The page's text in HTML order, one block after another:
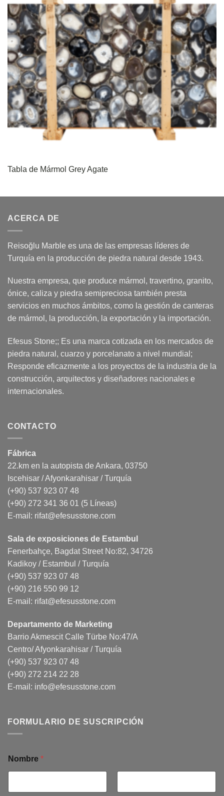
Tabla de Mármol Grey Agate
ACERCA DE
Reisoğlu Marble es una de las empresas líderes de
Turquía en la producción de piedra natural desde 1943.
Nuestra empresa, que produce mármol, travertino, granito,
ónice, caliza y piedra semipreciosa también presta
servicios en muchos ámbitos, como la gestión de canteras
de mármol, la producción, la exportación y la importación.
Efesus Stone;; Es una marca cotizada en los mercados de
piedra natural, cuarzo y porcelanato a nivel mundial;
Responde eficazmente a los proyectos de la industria de la
construcción, arquitectos y diseñadores nacionales e
internacionales.
CONTACTO
Fábrica
22.km en la autopista de Ankara, 03750
Iscehisar / Afyonkarahisar / Turquía
(+90) 537 923 07 48
(+90) 272 341 36 01 (5 Líneas)
E-mail: rifat@efesusstone.com
Sala de exposiciones de Estambul
Fenerbahçe, Bagdat Street No:82, 34726
Kadikoy / Estambul / Turquía
(+90) 537 923 07 48
(+90) 216 550 99 12
E-mail: rifat@efesusstone.com
Departamento de Marketing
Barrio Akmescit Calle Türbe No:47/A
Centro/ Afyonkarahisar / Turquía
(+90) 537 923 07 48
(+90) 272 214 22 28
E-mail: info@efesusstone.com
FORMULARIO DE SUSCRIPCIÓN
Nombre *